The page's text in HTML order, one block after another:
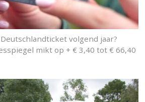
volgend jaar?
mikt op + € 3,40 tot € 66,40